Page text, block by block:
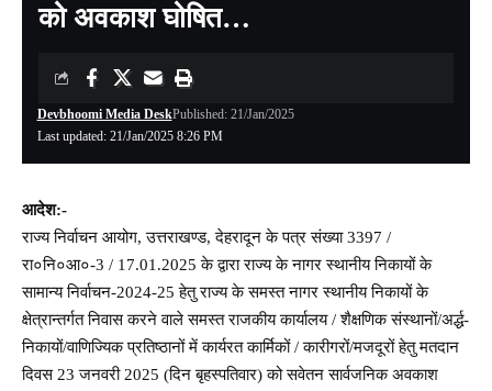
को अवकाश घोषित…
Last updated: 21/Jan/2025 8:26 PM
Devbhoomi Media DeskPublished: 21/Jan/2025
आदेश:-
राज्य निर्वाचन आयोग, उत्तराखण्ड, देहरादून के पत्र संख्या 3397 /
रा०नि०आ०-3 / 17.01.2025 के द्वारा राज्य के नागर स्थानीय निकायों के
सामान्य निर्वाचन-2024-25 हेतु राज्य के समस्त नागर स्थानीय निकायों के
क्षेत्रान्तर्गत निवास करने वाले समस्त राजकीय कार्यालय / शैक्षणिक संस्थानों/अर्द्ध-
निकायों/वाणिज्यिक प्रतिष्ठानों में कार्यरत कार्मिकों / कारीगरों/मजदूरों हेतु मतदान
दिवस 23 जनवरी 2025 (दिन बृहस्पतिवार) को सवेतन सार्वजनिक अवकाश